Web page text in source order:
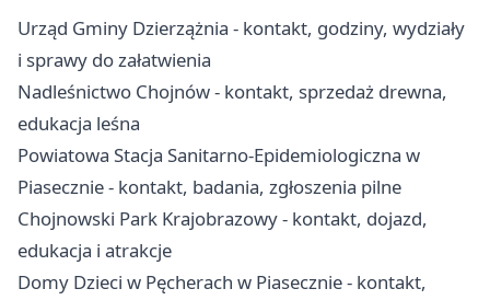
Urząd Gminy Dzierzążnia - kontakt, godziny, wydziały
i sprawy do załatwienia
Nadleśnictwo Chojnów - kontakt, sprzedaż drewna,
edukacja leśna
Powiatowa Stacja Sanitarno-Epidemiologiczna w
Piasecznie - kontakt, badania, zgłoszenia pilne
Chojnowski Park Krajobrazowy - kontakt, dojazd,
edukacja i atrakcje
Domy Dzieci w Pęcherach w Piasecznie - kontakt,